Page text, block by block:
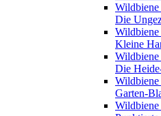
Wildbiene
Die
Kleine
Wildbiene
Die
Garten-